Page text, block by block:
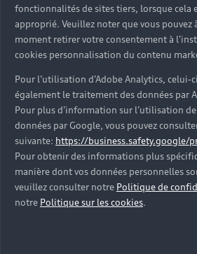
fonctionnalités de sites tiers, lorsque cela
approprié. Veuillez noter que vous pouvez
moment retirer votre consentement à
cookies personnalisation du contenu
Pour l’utilisation d’Adobe Analytics, celui-
également le traitement des données par
Pour plus d’information sur l’utilisation de
données par Google, vous pouvez
suivante: https://business.safety.google/
Pour obtenir des informations plus
manière dont vos données personnelles
veuillez consulter notre Politique de
notre Politique sur les cookies.